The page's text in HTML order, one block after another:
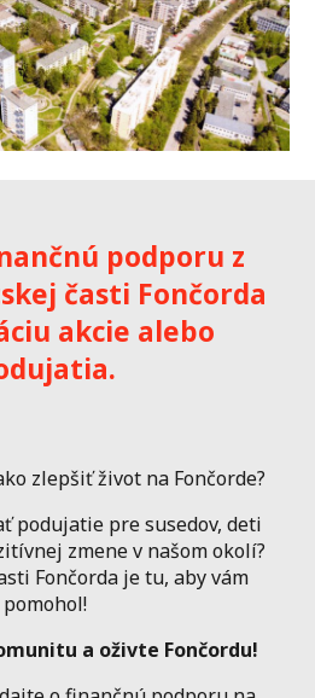
podporu z
časti Fončorda
akcie alebo
zlepšiť život na Fončorde?
podujatie pre susedov, deti
zmene v našom okolí?
Fončorda je tu, aby vám
pomohol!
a oživte Fončordu!